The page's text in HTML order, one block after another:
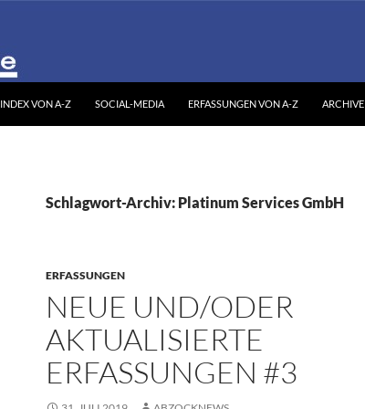
INDEX VON A-Z SOCIAL-MEDIA ERFASSUNGEN VON A-Z ARCHIVE
Schlagwort-Archiv: Platinum Services GmbH
ERFASSUNGEN
NEUE UND/ODER
AKTUALISIERTE
ERFASSUNGEN #3